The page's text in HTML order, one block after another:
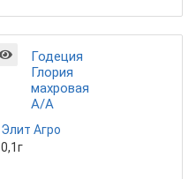
Годеция
Глория
махровая
А/А
Элит Агро
0,1г